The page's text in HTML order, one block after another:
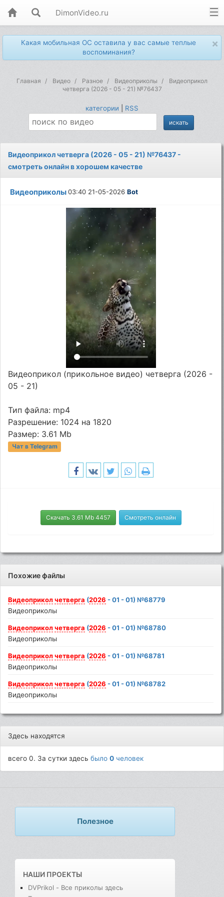
DimonVideo.ru
×
Какая мобильная ОС оставила у вас самые теплые
воспоминания?
Главная Видео Разное Видеоприколы
Видеоприкол
четверга (2026 - 05 - 21) №76437
категории RSS
Видеоприкол четверга (2026 - 05 - 21) №76437 -
смотреть онлайн в хорошем качестве
Видеоприколы03:40 21-05-2026Bot
Видеоприкол (прикольное видео) четверга (2026 -
05 - 21)
Тип файла: mp4
Разрешение: 1024 на 1820
Размер: 3.61 Mb
Чат в Telegram
Скачать 3.61 Mb 4457 Смотреть онлайн
Похожие файлы
Видеоприкол четверга (2026 - 01 - 01) №68779
Видеоприколы
Видеоприкол четверга (2026 - 01 - 01) №68780
Видеоприколы
Видеоприкол четверга (2026 - 01 - 01) №68781
Видеоприколы
Видеоприкол четверга (2026 - 01 - 01) №68782
Видеоприколы
Здесь находятся
всего 0. За сутки здесьбыло0 человек
Полезное
НАШИ ПРОЕКТЫ
DVPrikol - Все приколы здесь